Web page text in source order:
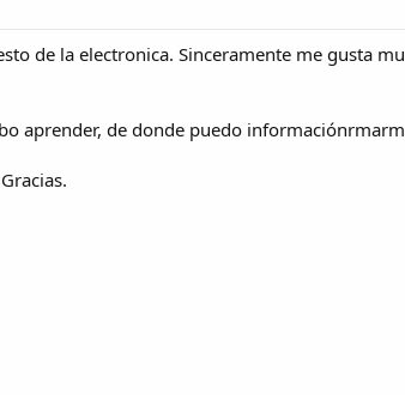
de la electronica. Sinceramente me gusta
aprender, de donde puedo